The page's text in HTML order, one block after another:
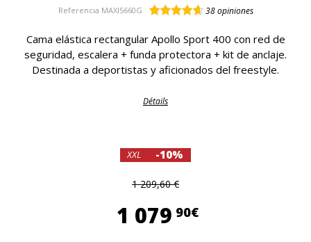
Referencia MAXI5660G 38opiniones
Cama elástica rectangular Apollo Sport 400 con red de
seguridad, escalera + funda protectora + kit de anclaje.
Destinada a deportistas y aficionados del freestyle.
Détails
XXL -10%
1 209,60 €
1 079 90€1 079,90 €